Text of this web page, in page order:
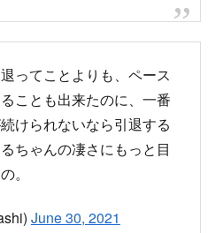
ってことよりも、ペース
ことも出来たのに、一番
けられないなら引退する
ちゃんの凄さにもっと目
。
June 30, 2021